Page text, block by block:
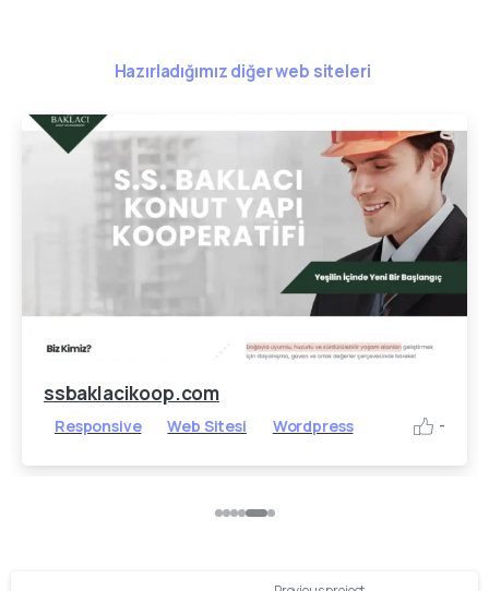
Hazırladığımız diğer web siteleri
ssbaklacikoop.com
Responsive Web Sitesi Wordpress -